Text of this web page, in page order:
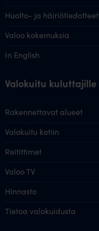
Huolto- ja häiriötiedotteet
Valoo kokemuksia
In English
Valokuitu kuluttajille
Rakennettavat alueet
Valokuitu kotiin
Reitittimet
Valoo TV
Hinnasto
Tietoa valokuidusta